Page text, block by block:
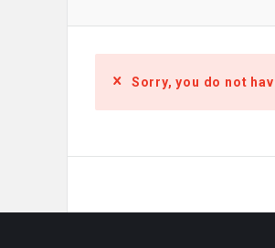
Sorry, you do not